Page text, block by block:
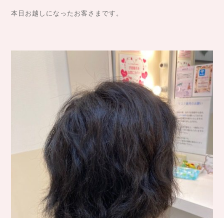
本日お越しになったお客さまです。